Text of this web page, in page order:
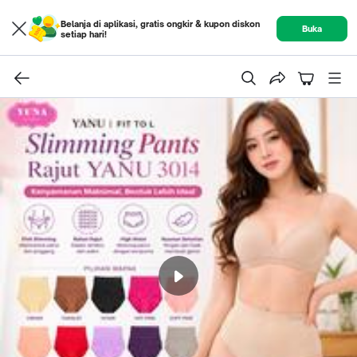
Belanja di aplikasi, gratis ongkir & kupon diskon
setiap hari!
Buka